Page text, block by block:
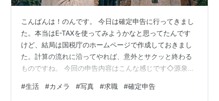
こんばんは！のんです。 今日は確定申告に行ってきまし
た。本当はE-TAXを使ってみようかなと思ってたんです
けど、結局は国税庁のホームページで作成しておきまし
た。計算の流れに沿ってやれば、意外とサクッと終わる
ものですね。 今回の申告内容はこんな感じです◇源泉徴
ち18万8500円は年内分の支払いハガキあり） ◇国民年
#生活 #カメラ #写真 #求職 #確定申告